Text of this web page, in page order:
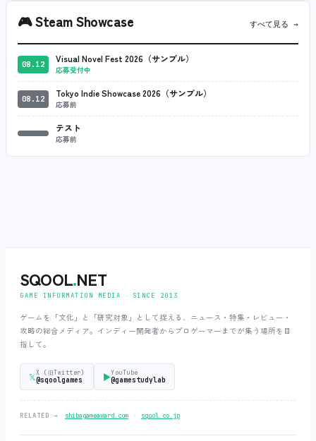
🎮Steam Showcase すべて見る →
08.12 Visual Novel Fest 2026（サンプル）
応募受付中
08.12 Tokyo Indie Showcase 2026（サンプル）
応募前
テスト
応募前
SQOOL.NET
GAME INFORMATION MEDIA ‧ SINCE 2013
ゲームを「文化」と「研究対象」として捉える、ニュース・特集・レビュー・
攻略の総合メディア。インディー開発者からプロゲーマーまでが集う場所を目
指して。
𝕏X (旧Twitter)
@sqoolgames ▶YouTube
@gamestudylab
RELATED → shibagameaward.com ‧ sqool.co.jp